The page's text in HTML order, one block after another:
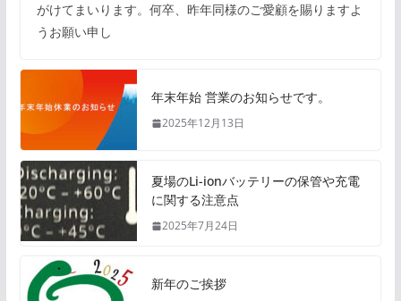
がけてまいります。何卒、昨年同様のご愛顧を賜りますよ
うお願い申し
年末年始 営業のお知らせです。
2025年12月13日
夏場のLi-ionバッテリーの保管や充電
に関する注意点
2025年7月24日
新年のご挨拶